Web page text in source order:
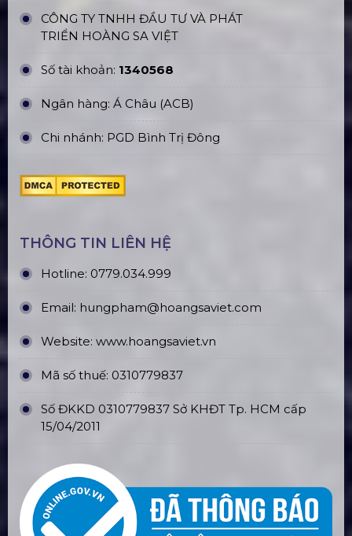
CÔNG TY TNHH ĐẦU TƯ VÀ PHÁT
TRIỂN HOÀNG SA VIỆT
Số tài khoản: 1340568
Ngân hàng: Á Châu (ACB)
Chi nhánh: PGD Bình Trị Đông
THÔNG TIN LIÊN HỆ
Hotline: 0779.034.999
Email: hungpham@hoangsaviet.com
Website: www.hoangsaviet.vn
Mã số thuế: 0310779837
Số ĐKKD 0310779837 Sở KHĐT Tp. HCM cấp
15/04/2011